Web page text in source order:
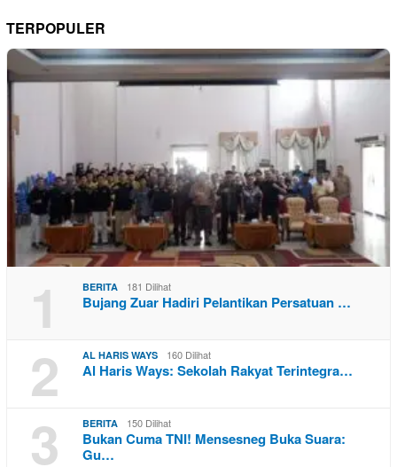
TERPOPULER
1 BERITA 181 Dilihat
Bujang Zuar Hadiri Pelantikan Persatuan …
2 AL HARIS WAYS 160 Dilihat
Al Haris Ways: Sekolah Rakyat Terintegra…
3 BERITA 150 Dilihat
Bukan Cuma TNI! Mensesneg Buka Suara:
Gu…